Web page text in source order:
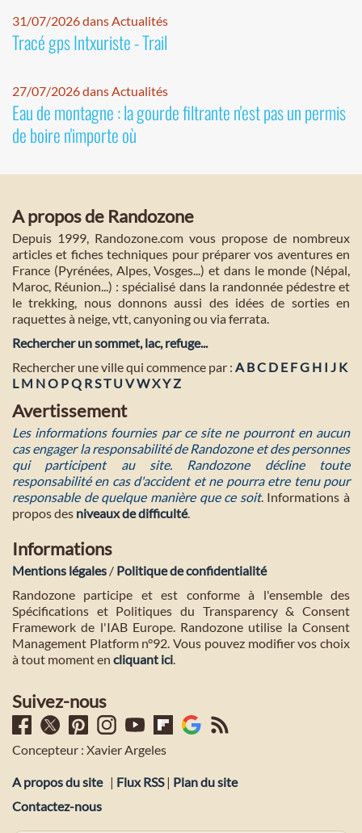
31/07/2026 dans Actualités
Tracé gps Intxuriste - Trail
27/07/2026 dans Actualités
Eau de montagne : la gourde filtrante n'est pas un permis
de boire n'importe où
A propos de Randozone
Depuis 1999, Randozone.com vous propose de nombreux
articles et fiches techniques pour préparer vos aventures en
France (Pyrénées, Alpes, Vosges...) et dans le monde (Népal,
Maroc, Réunion...) : spécialisé dans la randonnée pédestre et
le trekking, nous donnons aussi des idées de sorties en
raquettes à neige, vtt, canyoning ou via ferrata.
Rechercher un sommet, lac, refuge...
Rechercher une ville qui commence par : A BC D E FG H I J K
L M NO PQ RST U VWXYZ
Avertissement
Les informations fournies par ce site ne pourront en aucun
cas engager la responsabilité de Randozone et des personnes
qui participent au site. Randozone décline toute
responsabilité en cas d'accident et ne pourra etre tenu pour
responsable de quelque manière que ce soit. Informations à
propos des niveaux de difficulté.
Informations
Mentions légales / Politique de confidentialité
Randozone participe et est conforme à l'ensemble des
Spécifications et Politiques du Transparency & Consent
Framework de l'IAB Europe. Randozone utilise la Consent
Management Platform n°92. Vous pouvez modifier vos choix
à tout moment en cliquant ici.
Suivez-nous
Concepteur : Xavier Argeles
A propos du site | Flux RSS| Plan du site
Contactez-nous